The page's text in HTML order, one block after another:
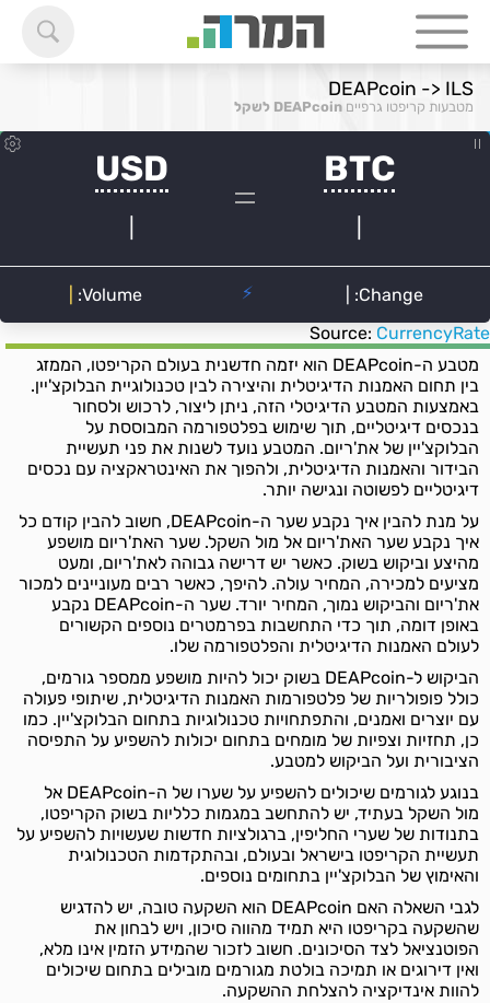
DEAPcoin -> ILS
מטבעות קריפטו גרפיים DEAPcoin לשקל
Source: CurrencyRate
מטבע ה-DEAPcoin הוא יזמה חדשנית בעולם הקריפטו, הממזג
בין תחום האמנות הדיגיטלית והיצירה לבין טכנולוגיית הבלוקצ'יין.
באמצעות המטבע הדיגיטלי הזה, ניתן ליצור, לרכוש ולסחור
בנכסים דיגיטליים, תוך שימוש בפלטפורמה המבוססת על
הבלוקצ'יין של את'ריום. המטבע נועד לשנות את פני תעשיית
הבידור והאמנות הדיגיטלית, ולהפוך את האינטראקציה עם נכסים
דיגיטליים לפשוטה ונגישה יותר.
על מנת להבין איך נקבע שער ה-DEAPcoin, חשוב להבין קודם כל
איך נקבע שער האת'ריום אל מול השקל. שער האת'ריום מושפע
מהיצע וביקוש בשוק. כאשר יש דרישה גבוהה לאת'ריום, ומעט
מציעים למכירה, המחיר עולה. להיפך, כאשר רבים מעוניינים למכור
את'ריום והביקוש נמוך, המחיר יורד. שער ה-DEAPcoin נקבע
באופן דומה, תוך כדי התחשבות בפרמטרים נוספים הקשורים
לעולם האמנות הדיגיטלית והפלטפורמה שלו.
הביקוש ל-DEAPcoin בשוק יכול להיות מושפע ממספר גורמים,
כולל פופולריות של פלטפורמות האמנות הדיגיטלית, שיתופי פעולה
עם יוצרים ואמנים, והתפתחויות טכנולוגיות בתחום הבלוקצ'יין. כמו
כן, תחזיות וצפיות של מומחים בתחום יכולות להשפיע על התפיסה
הציבורית ועל הביקוש למטבע.
בנוגע לגורמים שיכולים להשפיע על שערו של ה-DEAPcoin אל
מול השקל בעתיד, יש להתחשב במגמות כלליות בשוק הקריפטו,
בתנודות של שערי החליפין, ברגולציות חדשות שעשויות להשפיע על
תעשיית הקריפטו בישראל ובעולם, ובהתקדמות הטכנולוגית
והאימוץ של הבלוקצ'יין בתחומים נוספים.
לגבי השאלה האם DEAPcoin הוא השקעה טובה, יש להדגיש
שהשקעה בקריפטו היא תמיד מהווה סיכון, ויש לבחון את
הפוטנציאל לצד הסיכונים. חשוב לזכור שהמידע הזמין אינו מלא,
ואין דירוגים או תמיכה בולטת מגורמים מובילים בתחום שיכולים
להוות אינדיקציה להצלחת ההשקעה.